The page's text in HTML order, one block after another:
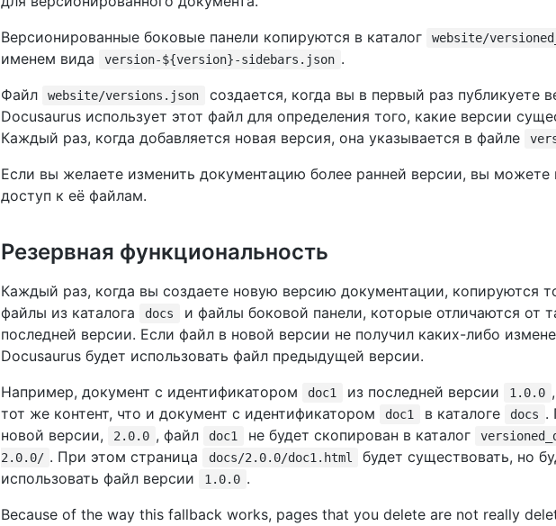
Версионированные боковые панели копируются в каталог
website/
именем вида
version-${version}-sidebars.json .
Файл
website/versions.json
создается, когда вы в первый раз публикуете
Docusaurus использует этот файл для определения того, какие версии
Каждый раз, когда добавляется новая версия, она указывается в файле
Если вы желаете изменить документацию более ранней версии, вы можете
доступ к её файлам.
Резервная функциональность
Каждый раз, когда вы создаете новую версию документации, копируются
файлы из каталога
docs
и файлы боковой панели, которые отличаются от
последней версии. Если файл в новой версии не получил каких-либо
Docusaurus будет использовать файл предыдущей версии.
Например, документ с идентификатором
doc1 из последней версии 1.0.0
тот же контент, что и документ с идентификатором
doc1 в каталоге docs .
новой версии,
2.0.0 , файл doc1 не будет скопирован в каталог
2.0.0/ . При этом страница docs/2.0.0/doc1.html
будет существовать, но
использовать файл версии
1.0.0 .
Because of the way this fallback works, pages that you delete are not really